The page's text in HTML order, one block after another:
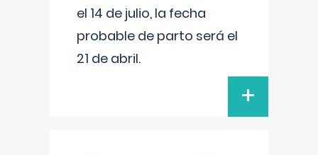
el 14 de julio, la fecha
probable de parto será el
21 de abril.
+